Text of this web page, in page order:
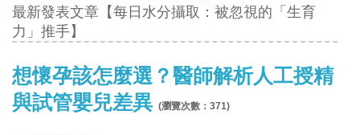
最新發表文章【每日水分攝取：被忽視的「生育
力」推手】
想懷孕該怎麼選？醫師解析人工授精
與試管嬰兒差異 (瀏覽次數：371)